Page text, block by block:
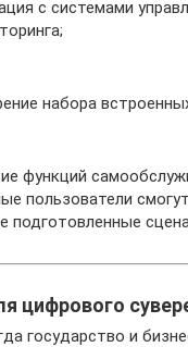
с системами
набора
функций
пользователи
подготовленные
цифрового
государство и